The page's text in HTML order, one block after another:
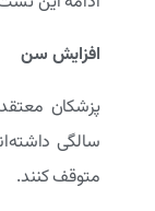
افزایش سن
متوقف کنند.